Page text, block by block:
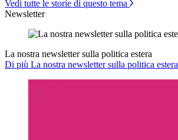
Vedi tutte le storie di questo tema
Newsletter
La nostra newsletter sulla politica estera
Di più La nostra newsletter sulla politica estera